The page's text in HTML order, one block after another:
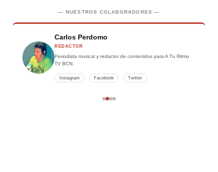
— NUESTROS COLABORADORES —
Carlos Perdomo
REDACTOR
Periodista musical y redactor de contenidos para A Tu Ritmo
TV BCN.
Instagram Facebook Twitter